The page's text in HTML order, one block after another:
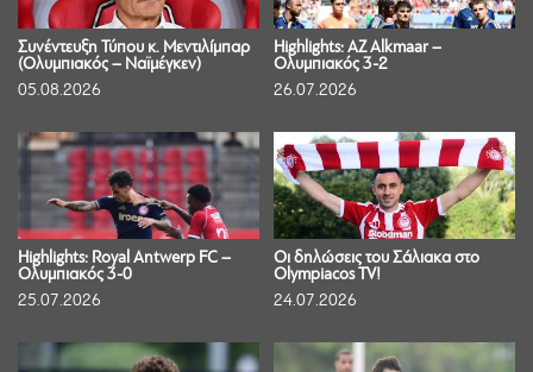
Συνέντευξη Τύπου κ. Μεντιλίμπαρ
(Ολυμπιακός – Ναϊμέγκεν)
05.08.2026
Highlights: AZ Alkmaar –
Ολυμπιακός 3-2
26.07.2026
Highlights: Royal Antwerp FC –
Ολυμπιακός 3-0
25.07.2026
Οι δηλώσεις του Σάλιακα στο
Olympiacos TV!
24.07.2026